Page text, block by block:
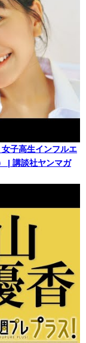
子高生インフルエ
| 講談社ヤンマガ